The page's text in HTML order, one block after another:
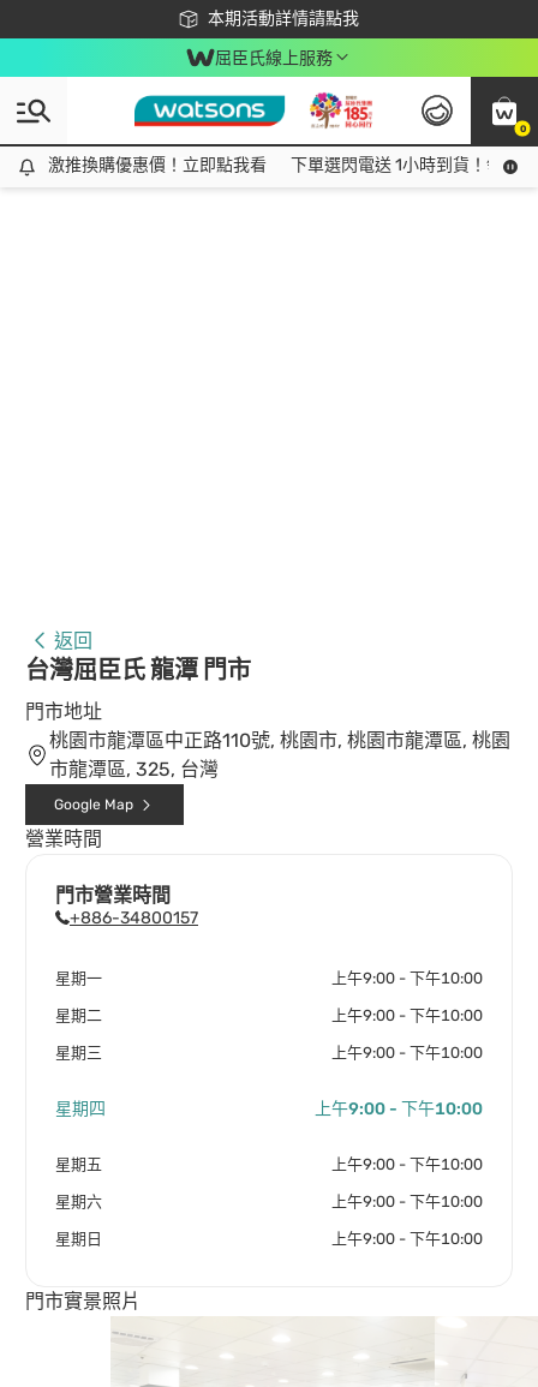
本期活動詳情請點我
下載app最高回饋$350
屈臣氏線上服務
0
激推換購優惠價！立即點我看
激推換購優惠價！立即點我看 下單選閃電送 1小時到貨！領神
返回
台灣屈臣氏 龍潭 門市
門市地址
桃園市龍潭區中正路110號, 桃園市, 桃園市龍潭區, 桃園
市龍潭區, 325, 台灣
Google Map
營業時間
門市營業時間
+886-34800157
星期一 上午9:00 - 下午10:00
星期二 上午9:00 - 下午10:00
星期三 上午9:00 - 下午10:00
星期四 上午9:00 - 下午10:00
星期五 上午9:00 - 下午10:00
星期六 上午9:00 - 下午10:00
星期日 上午9:00 - 下午10:00
門市實景照片